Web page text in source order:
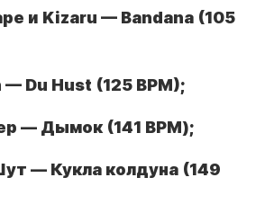
и Kizaru — Bandana (105
Du Hust (125 BPM);
— Дымок (141 BPM);
— Кукла колдуна (149